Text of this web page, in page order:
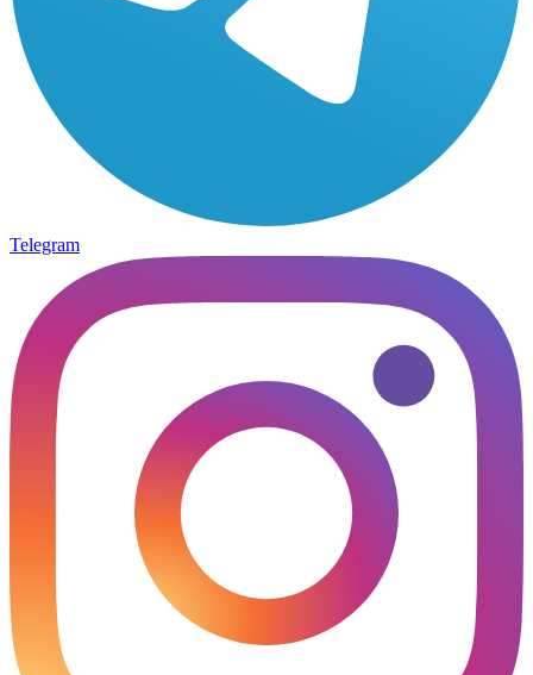
Telegram